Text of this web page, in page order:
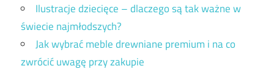
Ilustracje dziecięce – dlaczego są tak ważne w
świecie najmłodszych?
Jak wybrać meble drewniane premium i na co
zwrócić uwagę przy zakupie